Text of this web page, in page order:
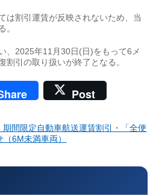
は割引運賃が反映されないため、当
。
、2025年11月30日(日)をもって6メ
割引の取り扱いが終了となる。
Post
期間限定自動車航送運賃割引・「全便
6M未満車両）